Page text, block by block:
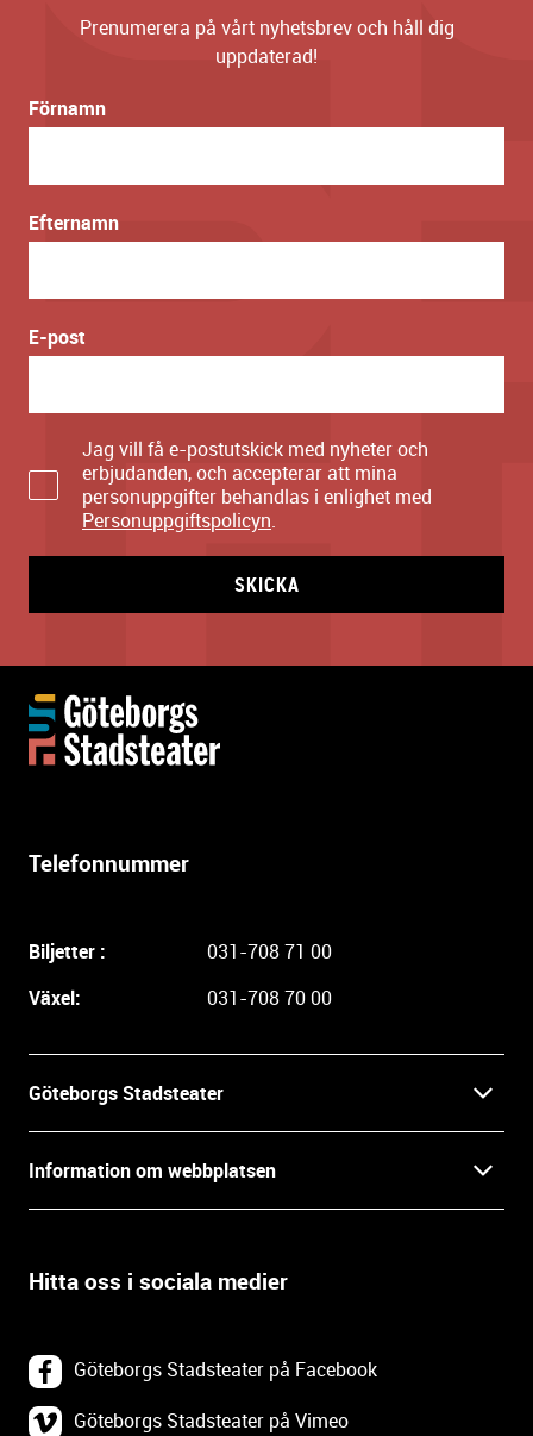
Prenumerera på vårt nyhetsbrev och håll dig
uppdaterad!
Förnamn
Efternamn
E-post
Jag vill få e-postutskick med nyheter och
erbjudanden, och accepterar att mina
personuppgifter behandlas i enlighet med
Personuppgiftspolicyn.
SKICKA
Telefonnummer
Biljetter :
031-708 71 00
Växel:
031-708 70 00
Göteborgs Stadsteater
Press
Öppettider
Backa Teater
Information om webbplatsen
Villkor och integritet
Om webbplatsen
Tillgänglighetsredogörelse
Hitta oss i sociala medier
Göteborgs Stadsteater på Facebook
Göteborgs Stadsteater på Vimeo